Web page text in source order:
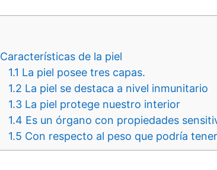
Características de la piel
1.1 La piel posee tres capas.
1.2 La piel se destaca a nivel inmunitario
1.3 La piel protege nuestro interior
1.4 Es un órgano con propiedades
1.5 Con respecto al peso que podría